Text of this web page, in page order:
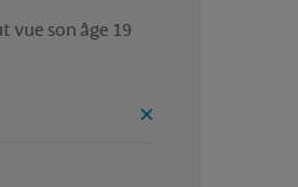
vue son âge 19